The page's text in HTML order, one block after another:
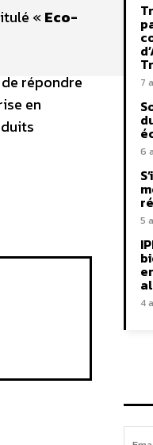
«Eco-
répondre
en
7
6
5
4